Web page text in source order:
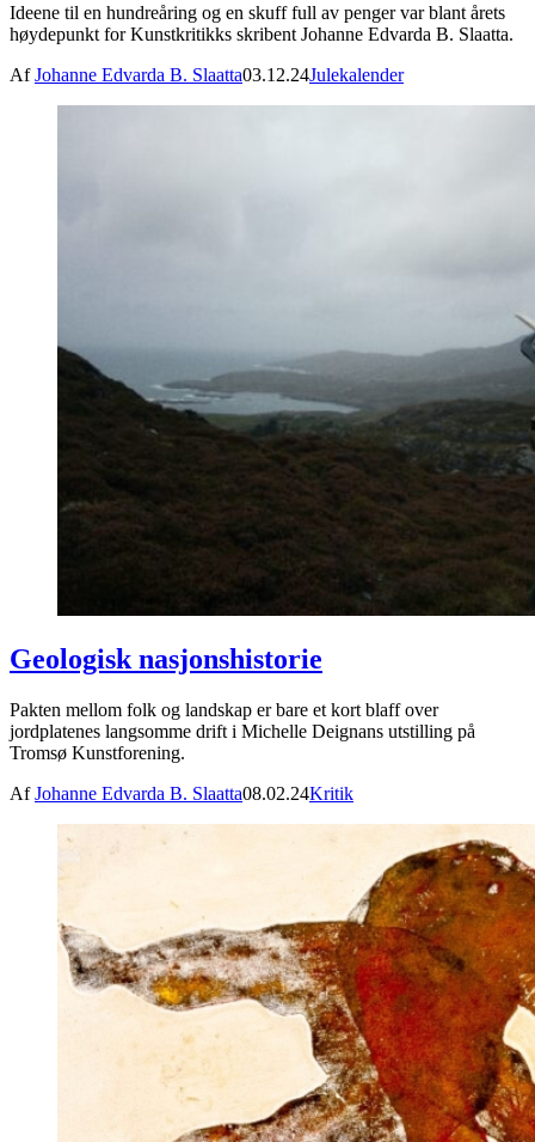
Ideene til en hundreåring og en skuff full av penger var blant årets
høydepunkt for Kunstkritikks skribent Johanne Edvarda B. Slaatta.
AfJohanne Edvarda B. Slaatta03.12.24Julekalender
Geologisk nasjonshistorie
Pakten mellom folk og landskap er bare et kort blaff over
jordplatenes langsomme drift i Michelle Deignans utstilling på
Tromsø Kunstforening.
AfJohanne Edvarda B. Slaatta08.02.24Kritik